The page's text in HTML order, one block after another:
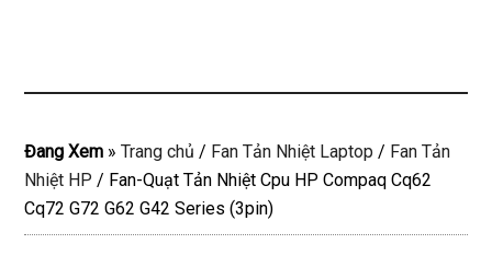
Đang Xem »Trang chủ / Fan Tản Nhiệt Laptop / Fan Tản
Nhiệt HP / Fan-Quạt Tản Nhiệt Cpu HP Compaq Cq62
Cq72 G72 G62 G42 Series (3pin)